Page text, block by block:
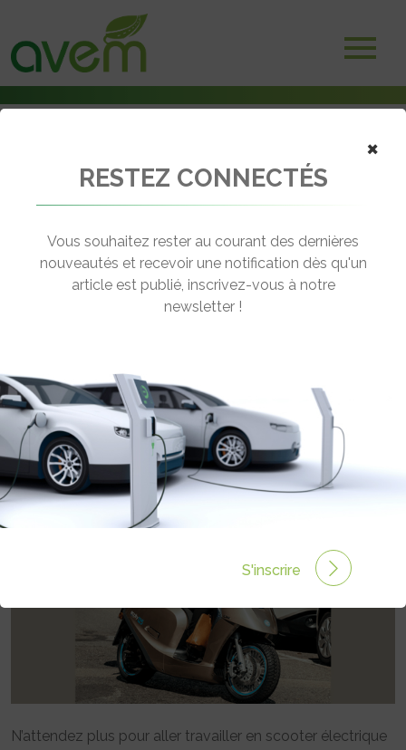
Champagne en automne avec eccity
← Revenir aux actualités
ECCITY
Rédigé par Eccity communique le 30 Oct 2020 à 00:00
0 commentaires
N’attendez plus pour aller travailler en scooter électrique
×
RESTEZ CONNECTÉS
Vous souhaitez rester au courant des dernières
nouveautés et recevoir une notification dès qu'un
article est publié, inscrivez-vous à notre
newsletter !
S'inscrire